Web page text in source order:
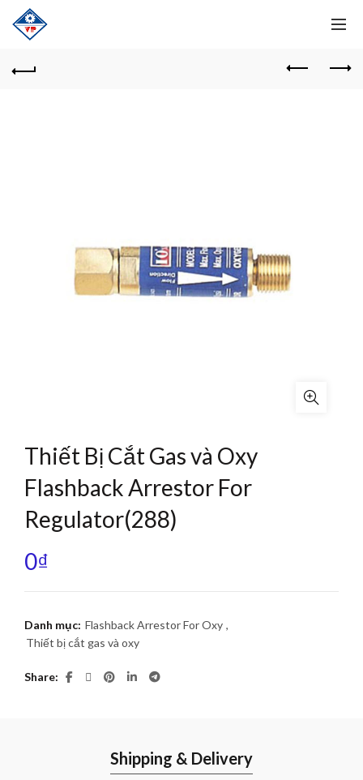
Thiết Bị Cắt Gas và Oxy
Flashback Arrestor For
Regulator(288)
0₫
Danh mục: Flashback Arrestor For Oxy ,
Thiết bị cắt gas và oxy
Share
Shipping & Delivery